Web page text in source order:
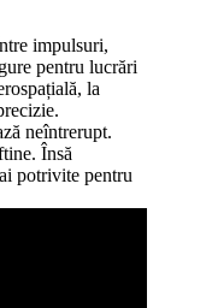
impulsuri,
pentru lucrări
la
neîntrerupt.
Însă
potrivite pentru